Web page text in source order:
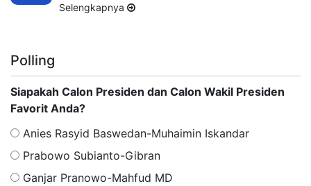
Selengkapnya
Polling
Siapakah Calon Presiden dan Calon Wakil Presiden
Favorit Anda?
Anies Rasyid Baswedan-Muhaimin Iskandar
Prabowo Subianto-Gibran
Ganjar Pranowo-Mahfud MD